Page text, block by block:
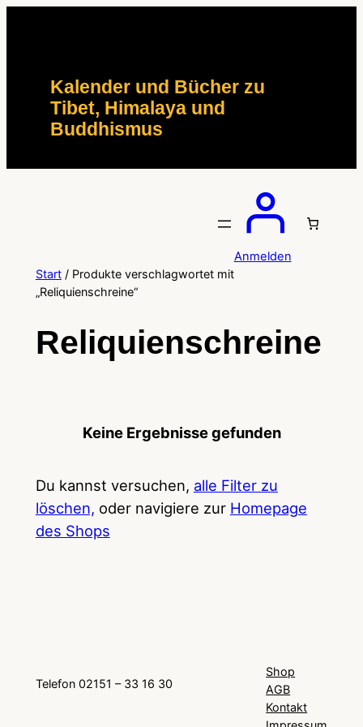
Kalender und Bücher zu
Tibet, Himalaya und
Buddhismus
Anmelden
Start/ Produkte verschlagwortet mit
„Reliquienschreine“
Reliquienschreine
Keine Ergebnisse gefunden
Du kannst versuchen, alle Filter zu
löschen, oder navigiere zur Homepage
des Shops
Telefon 02151 – 33 16 30
Shop
AGB
Kontakt